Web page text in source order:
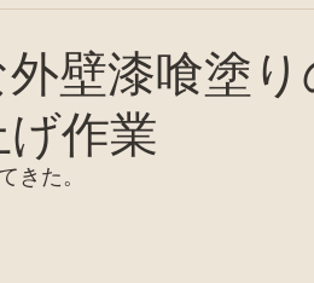
、カマド、窯関係
外壁漆喰塗
作業
きた。